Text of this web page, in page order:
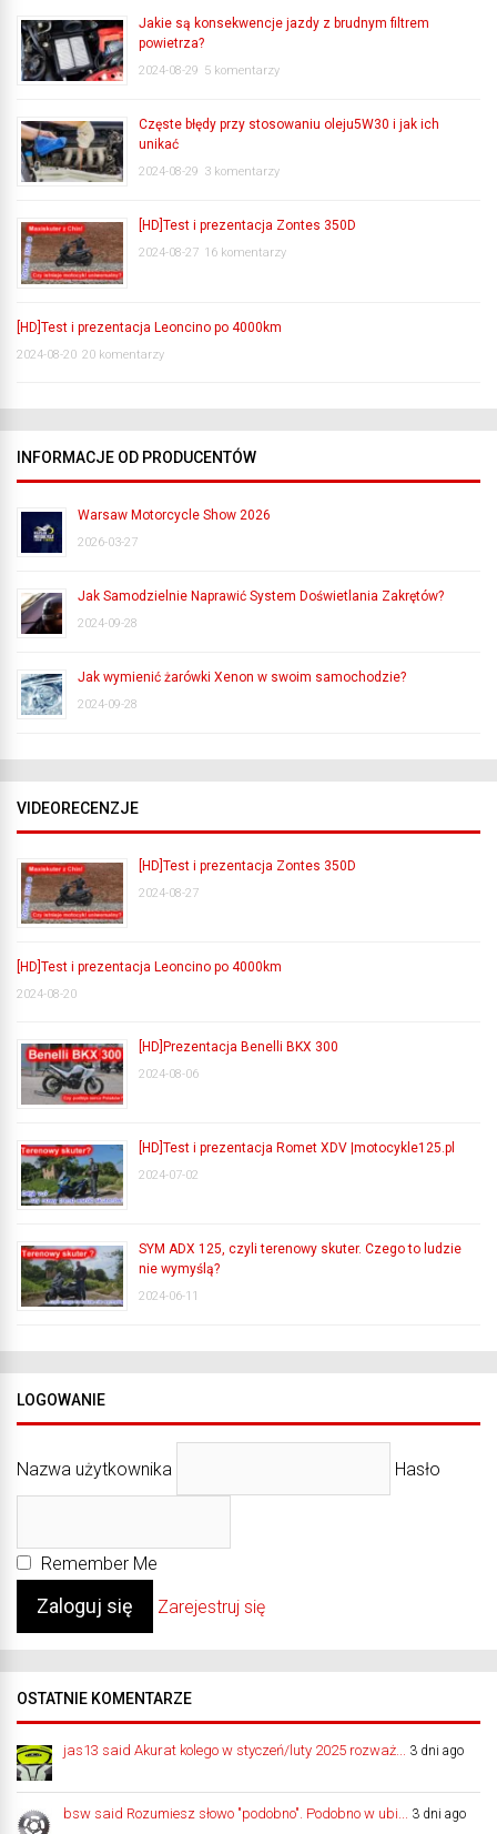
Jakie są konsekwencje jazdy z brudnym filtrem
powietrza?
2024-08-29 5 komentarzy
Częste błędy przy stosowaniu oleju5W30 i jak ich
unikać
2024-08-29 3 komentarzy
[HD]Test i prezentacja Zontes 350D
2024-08-27 16 komentarzy
[HD]Test i prezentacja Leoncino po 4000km
2024-08-20 20 komentarzy
INFORMACJE OD PRODUCENTÓW
Warsaw Motorcycle Show 2026
2026-03-27
Jak Samodzielnie Naprawić System Doświetlania Zakrętów?
2024-09-28
Jak wymienić żarówki Xenon w swoim samochodzie?
2024-09-28
VIDEORECENZJE
[HD]Test i prezentacja Zontes 350D
2024-08-27
[HD]Test i prezentacja Leoncino po 4000km
2024-08-20
[HD]Prezentacja Benelli BKX 300
2024-08-06
[HD]Test i prezentacja Romet XDV |motocykle125.pl
2024-07-02
SYM ADX 125, czyli terenowy skuter. Czego to ludzie
nie wymyślą?
2024-06-11
LOGOWANIE
Nazwa użytkownika Hasło
Remember Me
Zarejestruj się
OSTATNIE KOMENTARZE
jas13 said Akurat kolego w styczeń/luty 2025 rozważ... 3 dni ago
bsw said Rozumiesz słowo "podobno". Podobno w ubi... 3 dni ago